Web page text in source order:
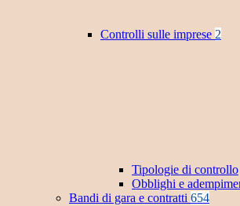
Controlli sulle imprese 2
Tipologie di controllo
Obblighi e
Bandi di gara e contratti 654